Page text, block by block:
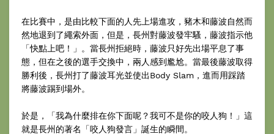
在比賽中，是由比較下面的人先上場進攻，豬木和藤波自然而
然地退到了繩索外面，但是，長州對藤波發牢騷，藤波指示他
「快點上吧！」。當長州拒絕時，藤波只好先出場平息了事
態，但在之後的選手交換中，兩人感到尷尬。當最後藤波取得
勝利後，長州打了藤波耳光並使出Body Slam，進而用踩踏
將藤波踢到場外。
於是，「我為什麼排在你下面呢？我可不是你的咬人狗！」這
就是長州的著名「咬人狗發言」誕生的瞬間。